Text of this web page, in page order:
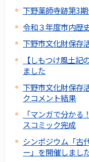
下野薬師寺跡第3
令和３年度市内歴
下野市文化財保存
【しもつけ風土
ました
下野市文化財保存
クコメント結果
「マンガで分か
スコミック完成
シンポジウム「古
ー」を開催しまし